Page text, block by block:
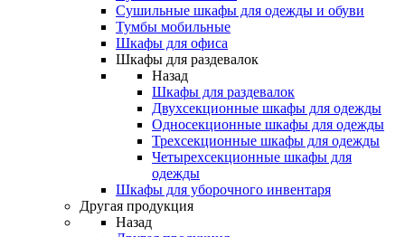
Сушильные шкафы для одежды и обуви
Тумбы мобильные
Шкафы для офиса
Шкафы для раздевалок
Назад
Шкафы для раздевалок
Двухсекционные шкафы для одежды
Односекционные шкафы для одежды
Трехсекционные шкафы для одежды
Четырехсекционные шкафы для
одежды
Шкафы для уборочного инвентаря
Другая продукция
Назад